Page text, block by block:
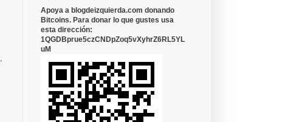
Apoya a blogdeizquierda.com donando
Bitcoins. Para donar lo que gustes usa
esta dirección:
1QGDBprue5czCNDpZoq5vXyhrZ6RL5YL
uM